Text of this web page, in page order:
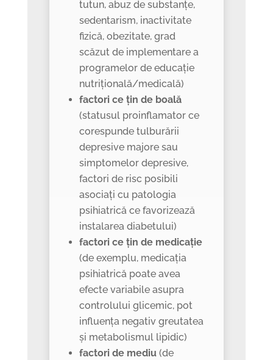
tutun, abuz de substanțe,
sedentarism, inactivitate
fizică, obezitate, grad
scăzut de implementare a
programelor de educație
nutrițională/medicală)
factori ce țin de boală
(statusul proinflamator ce
corespunde tulburării
depresive majore sau
simptomelor depresive,
factori de risc posibili
asociați cu patologia
psihiatrică ce favorizează
instalarea diabetului)
factori ce țin de medicație
(de exemplu, medicația
psihiatrică poate avea
efecte variabile asupra
controlului glicemic, pot
influența negativ greutatea
și metabolismul lipidic)
factori de mediu(de